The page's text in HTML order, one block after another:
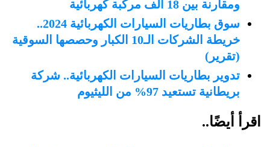
ومقارنة بين 18 ألف مركبة كهربائية
سوق بطاريات السيارات الكهربائية 2024..
خريطة الشركات الـ10 الكبار وحصصها السوقية
(تقرير)
تدوير بطاريات السيارات الكهربائية.. شركة
بريطانية تستعيد 97% من الليثيوم
اقرأ أيضًا..